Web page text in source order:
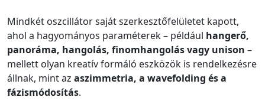
Mindkét oszcillátor saját szerkesztőfelületet kapott,
ahol a hagyományos paraméterek – például hangerő,
panoráma, hangolás, finomhangolás vagy unison –
mellett olyan kreatív formáló eszközök is rendelkezésre
állnak, mint az aszimmetria, a wavefolding és a
fázismódosítás.